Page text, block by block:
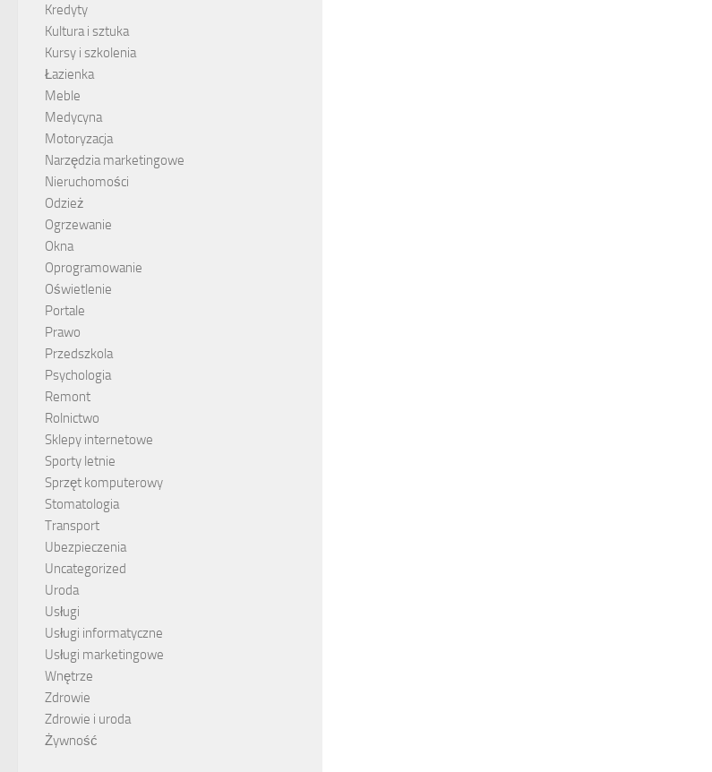
Kredyty
Kultura i sztuka
Kursy i szkolenia
Łazienka
Meble
Medycyna
Motoryzacja
Narzędzia marketingowe
Nieruchomości
Odzież
Ogrzewanie
Okna
Oprogramowanie
Oświetlenie
Portale
Prawo
Przedszkola
Psychologia
Remont
Rolnictwo
Sklepy internetowe
Sporty letnie
Sprzęt komputerowy
Stomatologia
Transport
Ubezpieczenia
Uncategorized
Uroda
Usługi
Usługi informatyczne
Usługi marketingowe
Wnętrze
Zdrowie
Zdrowie i uroda
Żywność